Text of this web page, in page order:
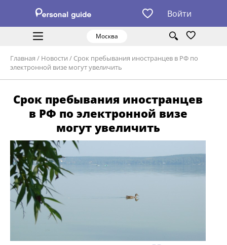
Войти
Москва
Главная / Новости / Срок пребывания иностранцев в РФ по
электронной визе могут увеличить
Срок пребывания иностранцев
в РФ по электронной визе
могут увеличить